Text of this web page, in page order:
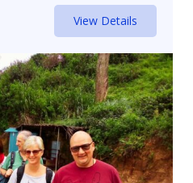
View Details